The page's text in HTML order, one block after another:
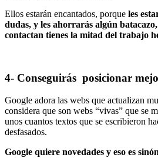
Ellos estarán encantados, porque les
dudas, y les ahorrarás algún
contactan tienes la mitad del trabajo
4- Conseguirás posicionar
Google adora las webs que actualizan
considera que son webs “vivas” que se
unos cuantos textos que se escribieron
desfasados.
Google quiere novedades y eso es